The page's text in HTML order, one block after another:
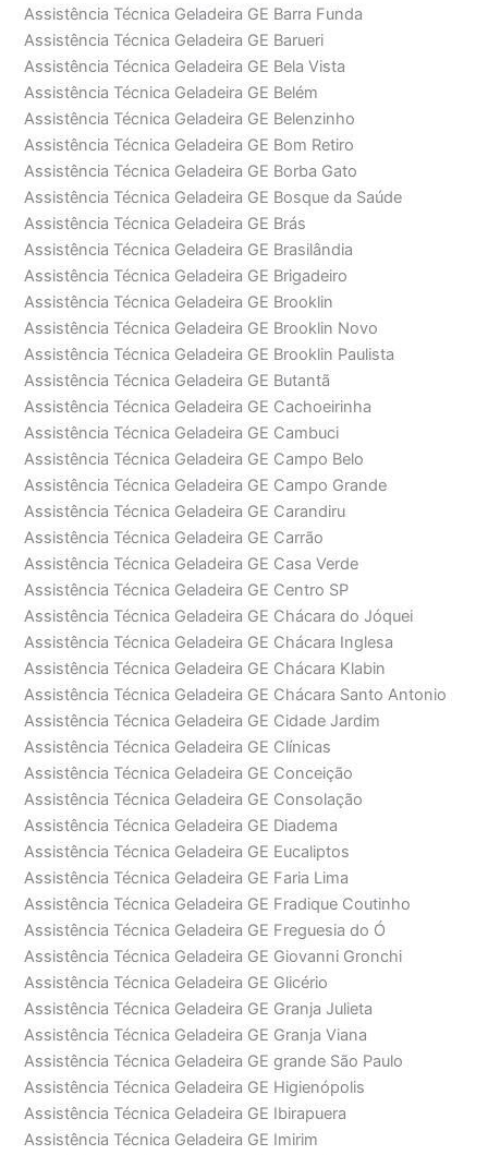
Assistência Técnica Geladeira GE Barra Funda
Assistência Técnica Geladeira GE Barueri
Assistência Técnica Geladeira GE Bela Vista
Assistência Técnica Geladeira GE Belém
Assistência Técnica Geladeira GE Belenzinho
Assistência Técnica Geladeira GE Bom Retiro
Assistência Técnica Geladeira GE Borba Gato
Assistência Técnica Geladeira GE Bosque da Saúde
Assistência Técnica Geladeira GE Brás
Assistência Técnica Geladeira GE Brasilândia
Assistência Técnica Geladeira GE Brigadeiro
Assistência Técnica Geladeira GE Brooklin
Assistência Técnica Geladeira GE Brooklin Novo
Assistência Técnica Geladeira GE Brooklin Paulista
Assistência Técnica Geladeira GE Butantã
Assistência Técnica Geladeira GE Cachoeirinha
Assistência Técnica Geladeira GE Cambuci
Assistência Técnica Geladeira GE Campo Belo
Assistência Técnica Geladeira GE Campo Grande
Assistência Técnica Geladeira GE Carandiru
Assistência Técnica Geladeira GE Carrão
Assistência Técnica Geladeira GE Casa Verde
Assistência Técnica Geladeira GE Centro SP
Assistência Técnica Geladeira GE Chácara do Jóquei
Assistência Técnica Geladeira GE Chácara Inglesa
Assistência Técnica Geladeira GE Chácara Klabin
Assistência Técnica Geladeira GE Chácara Santo Antonio
Assistência Técnica Geladeira GE Cidade Jardim
Assistência Técnica Geladeira GE Clínicas
Assistência Técnica Geladeira GE Conceição
Assistência Técnica Geladeira GE Consolação
Assistência Técnica Geladeira GE Diadema
Assistência Técnica Geladeira GE Eucaliptos
Assistência Técnica Geladeira GE Faria Lima
Assistência Técnica Geladeira GE Fradique Coutinho
Assistência Técnica Geladeira GE Freguesia do Ó
Assistência Técnica Geladeira GE Giovanni Gronchi
Assistência Técnica Geladeira GE Glicério
Assistência Técnica Geladeira GE Granja Julieta
Assistência Técnica Geladeira GE Granja Viana
Assistência Técnica Geladeira GE grande São Paulo
Assistência Técnica Geladeira GE Higienópolis
Assistência Técnica Geladeira GE Ibirapuera
Assistência Técnica Geladeira GE Imirim